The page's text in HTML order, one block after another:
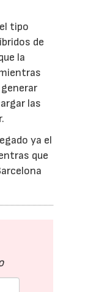
tipo
de
la
las
ya el
que